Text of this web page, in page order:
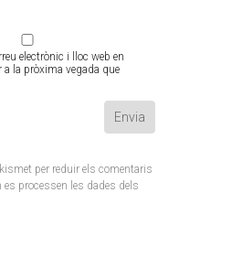
electrònic i lloc web en
a la pròxima vegada que
per reduir els comentaris
es processen les dades dels